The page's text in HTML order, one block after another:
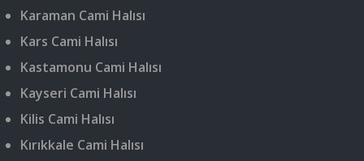
Karaman Cami Halısı
Kars Cami Halısı
Kastamonu Cami Halısı
Kayseri Cami Halısı
Kilis Cami Halısı
Kırıkkale Cami Halısı